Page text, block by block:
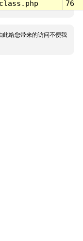
76
此给您带来的访问不便我